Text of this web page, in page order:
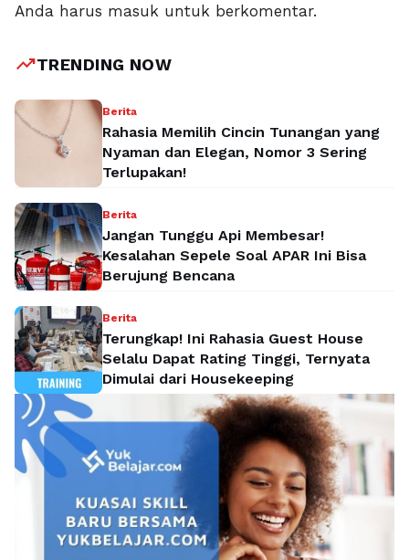
Anda harus masuk untuk berkomentar.
trending_upTRENDING NOW
Berita
Rahasia Memilih Cincin Tunangan yang
Nyaman dan Elegan, Nomor 3 Sering
Terlupakan!
Berita
Jangan Tunggu Api Membesar!
Kesalahan Sepele Soal APAR Ini Bisa
Berujung Bencana
Berita
Terungkap! Ini Rahasia Guest House
Selalu Dapat Rating Tinggi, Ternyata
Dimulai dari Housekeeping